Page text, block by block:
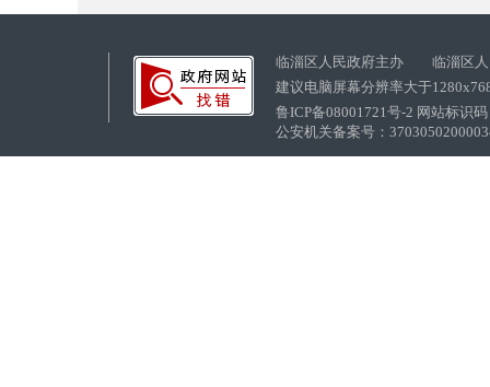
临淄区人民政府主办 临淄区人
建议电脑屏幕分辨率大于
鲁ICP备08001721号-2 网站标识
公安机关备案号：